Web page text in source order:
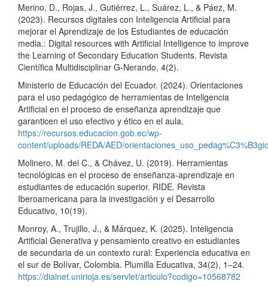
Merino, D., Rojas, J., Gutiérrez, L., Suárez, L., & Páez, M.
(2023). Recursos digitales con Inteligencia Artificial para
mejorar el Aprendizaje de los Estudiantes de educación
media.: Digital resources with Artificial Intelligence to improve
the Learning of Secondary Education Students. Revista
Científica Multidisciplinar G-Nerando, 4(2).
Ministerio de Educación del Ecuador. (2024). Orientaciones
para el uso pedagógico de herramientas de Inteligencia
Artificial en el proceso de enseñanza aprendizaje que
garanticen el uso efectivo y ético en el aula.
https://recursos.educacion.gob.ec/wp-
content/uploads/REDA/AED/
Molinero, M. del C., & Chávez, U. (2019). Herramientas
tecnológicas en el proceso de enseñanza-aprendizaje en
estudiantes de educación superior. RIDE. Revista
Iberoamericana para la investigación y el Desarrollo
Educativo, 10(19).
Monroy, A., Trujillo, J., & Márquez, K. (2025). Inteligencia
Artificial Generativa y pensamiento creativo en estudiantes
de secundaria de un contexto rural: Experiencia educativa en
el sur de Bolívar, Colombia. Plumilla Educativa, 34(2), 1–24.
https://dialnet.unirioja.es/servlet/articulo?codigo=10568782